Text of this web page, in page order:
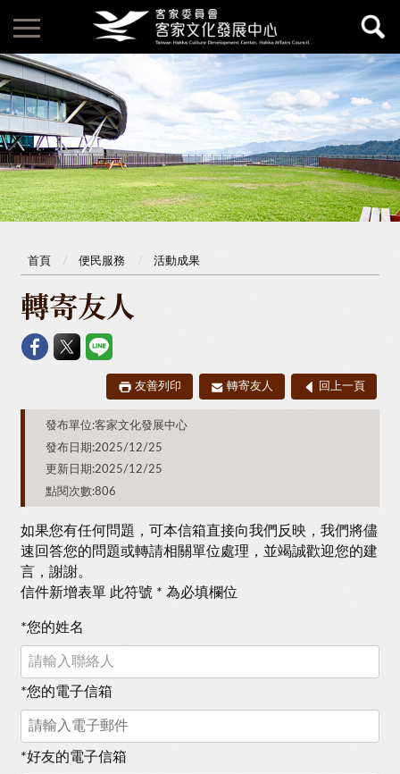
首頁 便民服務 活動成果
轉寄友人
友善列印 轉寄友人 回上一頁
發布單位:客家文化發展中心
發布日期:2025/12/25
更新日期:2025/12/25
點閱次數:806
如果您有任何問題，可本信箱直接向我們反映，我們將儘
速回答您的問題或轉請相關單位處理，並竭誠歡迎您的建
言，謝謝。
信件新增表單 此符號 * 為必填欄位
*您的姓名
*您的電子信箱
*好友的電子信箱